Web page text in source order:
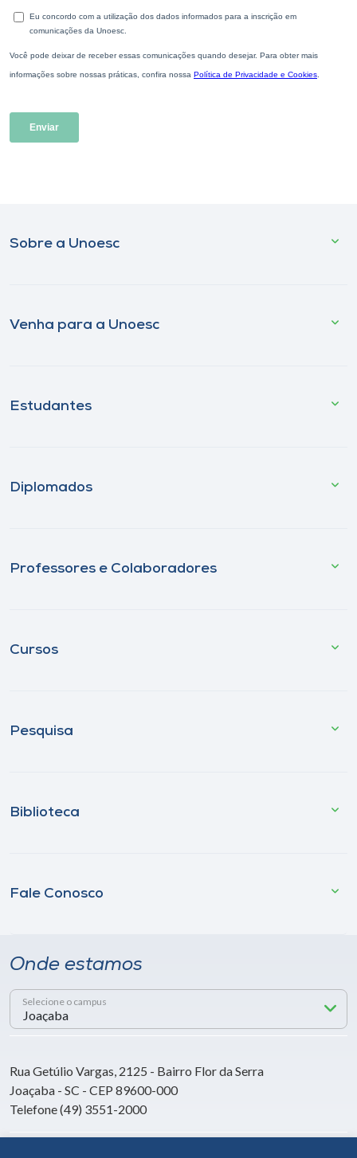
Sobre a Unoesc
Venha para a Unoesc
Estudantes
Diplomados
Professores e Colaboradores
Cursos
Pesquisa
Biblioteca
Fale Conosco
Onde estamos
Selecione o campus
Rua Getúlio Vargas, 2125 - Bairro Flor da Serra
Joaçaba - SC - CEP 89600-000
Telefone (49) 3551-2000